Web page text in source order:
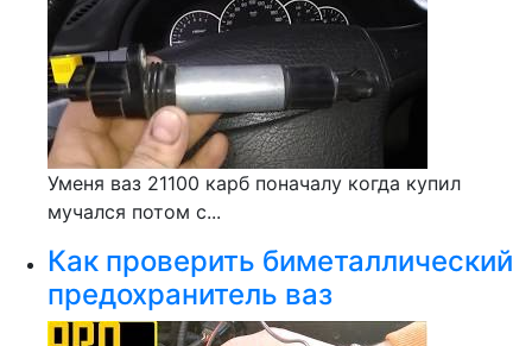
Уменя ваз 21100 карб поначалу когда купил
мучался потом с...
Как проверить биметаллический
предохранитель ваз